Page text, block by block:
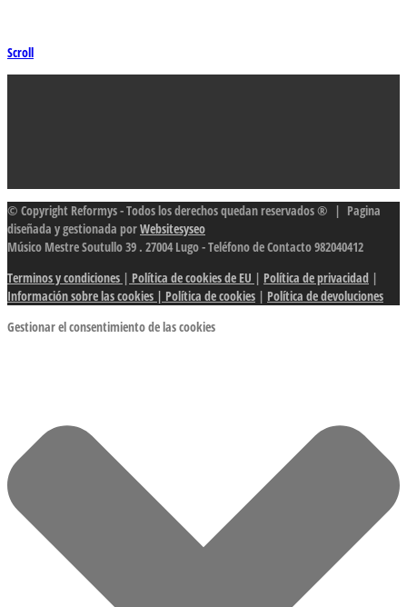
Scroll
© Copyright Reformys - Todos los derechos quedan reservados ® | Pagina
diseñada y gestionada porWebsitesyseo
Músico Mestre Soutullo 39 . 27004 Lugo - Teléfono de Contacto 982040412
Terminos y condiciones | Política de cookies de EU | Política de privacidad |
Información sobre las cookies | Política de cookies | Política de devoluciones
Gestionar el consentimiento de las cookies